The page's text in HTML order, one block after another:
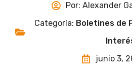
Por: Alexander
Categoría: Boletines de
junio 3,